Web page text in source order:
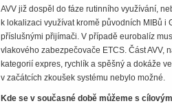
AVV již dospěl do fáze rutinního využívání,
k lokalizaci využívat kromě původních MIBů
příslušnými přijímači. V případě eurobalíz
vlakového zabezpečovače ETCS. Část AVV,
kategorií expres, rychlík a spěšný a dokáže
v začátcích zkoušek systému nebylo možné.
Kde se v současné době můžeme s